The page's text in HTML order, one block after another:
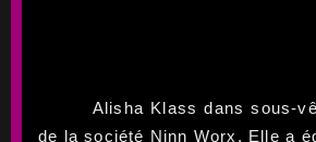
Alisha Klass dans sous-
de la société Ninn Worx. Elle a